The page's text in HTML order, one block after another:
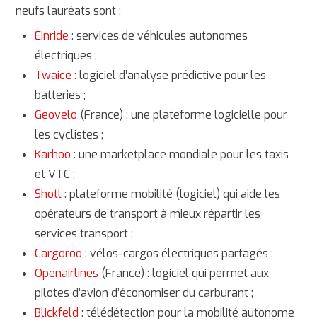
neufs lauréats sont :
Einride : services de véhicules autonomes
électriques ;
Twaice : logiciel d’analyse prédictive pour les
batteries ;
Geovelo (France) : une plateforme logicielle pour
les cyclistes ;
Karhoo : une marketplace mondiale pour les taxis
et VTC ;
Shotl: plateforme mobilité (logiciel) qui aide les
opérateurs de transport à mieux répartir les
services transport ;
Cargoroo : vélos-cargos électriques partagés ;
Openairlines (France) : logiciel qui permet aux
pilotes d’avion d’économiser du carburant ;
Blickfeld : télédétection pour la mobilité autonome